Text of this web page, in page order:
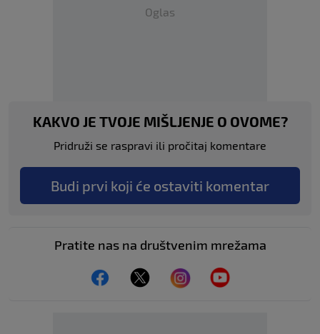
Oglas
KAKVO JE TVOJE MIŠLJENJE O OVOME?
Pridruži se raspravi ili pročitaj komentare
Budi prvi koji će ostaviti komentar
Pratite nas na društvenim mrežama